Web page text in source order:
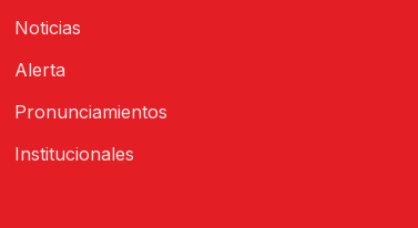
Noticias
Alerta
Pronunciamientos
Institucionales